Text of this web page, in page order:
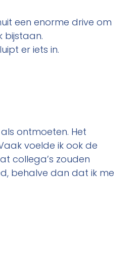
een enorme drive om
bijstaan.
er iets in.
ontmoeten. Het
voelde ik ook de
collega’s zouden
behalve dan dat ik me